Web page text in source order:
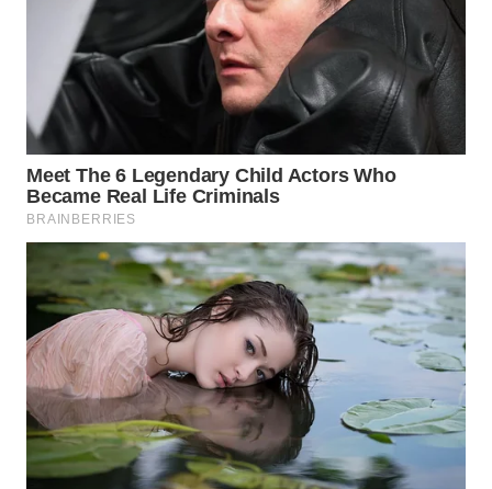
KONSUMEN
WAHANA
LISTRIK
WAHANA
TRAVEL
TV
WAHANANEWS
ID
WAHANANEWS
CO ID
WAHANANEWS